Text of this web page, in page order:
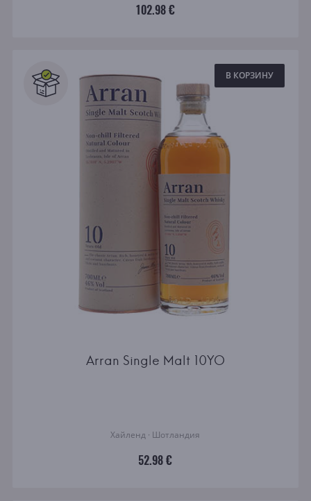
102.98 €
В КОРЗИНУ
Arran Single Malt 10YO
Хайленд · Шотландия
52.98 €